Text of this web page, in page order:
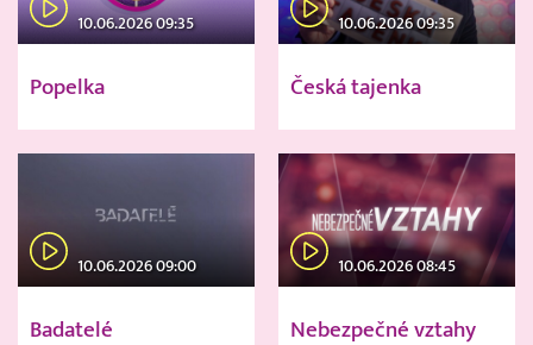
10.06.2026 09:35
Popelka
10.06.2026 09:35
Česká tajenka
10.06.2026 09:00
Badatelé
10.06.2026 08:45
Nebezpečné vztahy